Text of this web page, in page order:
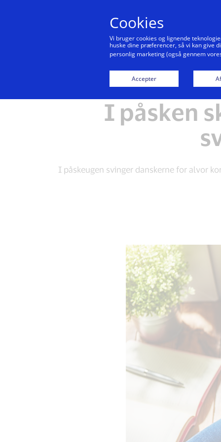
I påsken
I påskeugen svinger danskerne for alvor
Cookies
Vi bruger cookies og lignende
huske dine præferencer, så vi kan give
personlig marketing (også gennem
Accepter